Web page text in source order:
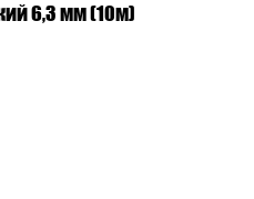
6,3 мм (10м)